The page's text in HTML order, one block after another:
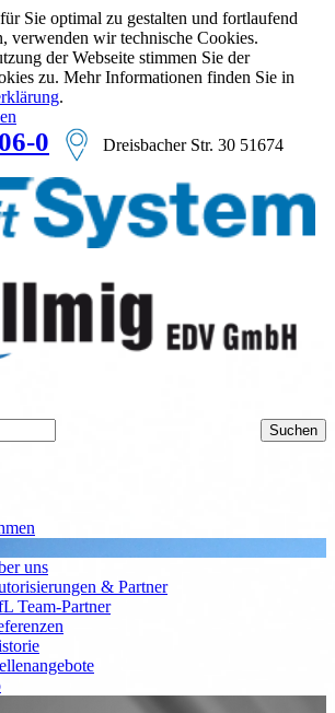
Sie optimal zu gestalten und fortlaufend
verwenden wir technische Cookies.
der Webseite stimmen Sie der
zu. Mehr Informationen finden Sie in
.
0
Dreisbacher Str. 30 51674
uns
& Partner
Team-Partner